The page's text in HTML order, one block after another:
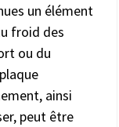
un élément
froid des
ou du
ainsi
peut être